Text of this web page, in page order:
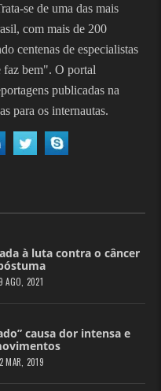
se de uma das mais
com mais de 200
centenas de especialistas
bem". O portal
publicadas na
para os internautas.
à luta contra o câncer
AGO, 2021
causa dor intensa e
MAR, 2019